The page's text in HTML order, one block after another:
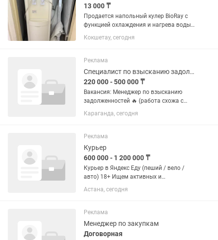
13 000 ₸
Продается напольный кулер BioRay с
функцией охлаждения и нагрева воды.
Отлично подойдет для дома, офиса,
салона или учебного центра. ✅
использовании ✅ Рабочее...
Кокшетау, сегодня
Реклама
Специалист по взысканию задолженности
220 000 - 500 000 ₸
Вакансия: Менеджер по взысканию
задолженностей 🔥 (работа схожа с
оператором колл-центра — звонки и
общение с клиентами) ✨ Условия
18:00 ✅ Обед с 13:00 до 14:00 ✅...
Караганда, сегодня
Реклама
Курьер
600 000 - 1 200 000 ₸
Курьер в Яндекс Еду (пеший / вело /
авто) 18+ Ищем активных и
ответственных курьеров для сервиса
Яндекс Еда. Работа подойдёт
основной доход. Условия: •
Свободный...
Астана, сегодня
Реклама
Менеджер по закупкам
Договорная